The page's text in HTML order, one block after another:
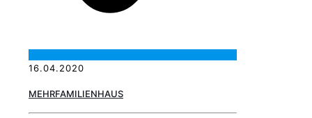
16.04.2020
MEHRFAMILIENHAUS